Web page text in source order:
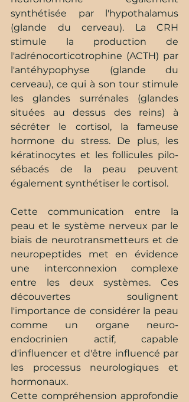
synthétisée par l'hypothalamus
(glande du cerveau). La CRH
stimule la production de
l'adrénocorticotrophine (ACTH) par
l'antéhypophyse (glande du
cerveau), ce qui à son tour stimule
les glandes surrénales (glandes
situées au dessus des reins) à
sécréter le cortisol, la fameuse
hormone du stress. De plus, les
kératinocytes et les follicules pilo-
sébacés de la peau peuvent
également synthétiser le cortisol.
Cette communication entre la
peau et le système nerveux par le
biais de neurotransmetteurs et de
neuropeptides met en évidence
une interconnexion complexe
entre les deux systèmes. Ces
découvertes soulignent
l'importance de considérer la peau
comme un organe neuro-
endocrinien actif, capable
d'influencer et d'être influencé par
les processus neurologiques et
hormonaux.
Cette compréhension approfondie